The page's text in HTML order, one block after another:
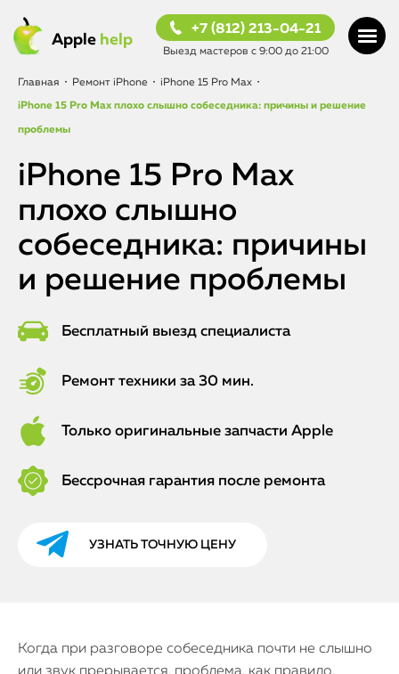
Apple help
+7 (812) 213-04-21
Выезд мастеров с 9:00 до 21:00
Главная • Ремонт iPhone • iPhone 15 Pro Max •
iPhone 15 Pro Max плохо слышно собеседника: причины и решение
проблемы
iPhone 15 Pro Max
плохо слышно
собеседника: причины
и решение проблемы
Бесплатный выезд специалиста
Ремонт техники за 30 мин.
Только оригинальные запчасти Apple
Бессрочная гарантия после ремонта
УЗНАТЬ ТОЧНУЮ ЦЕНУ
Когда при разговоре собеседника почти не слышно